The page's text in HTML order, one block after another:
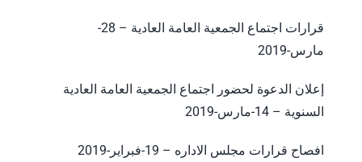
قرارات اجتماع الجمعية العامة العادية – 28-
مارس-2019
إعلان الدعوة لحضور اجتماع الجمعية العامة العادية
السنوية – 14-مارس-2019
افصاح قرارات مجلس الاداره – 19-فبراير-2019